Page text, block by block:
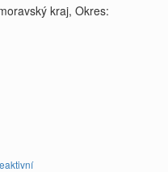
kraj, Okres: